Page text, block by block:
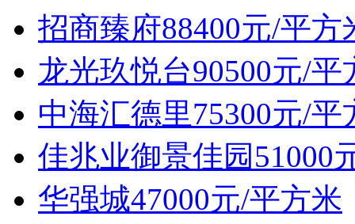
招商臻府88400元/平方
龙光玖悦台90500元/平
中海汇德里75300元/平
佳兆业御景佳园 51000
华强城47000元/平方米